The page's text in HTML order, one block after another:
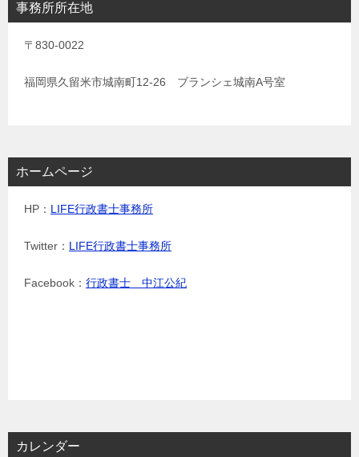
事務所所在地
〒830-0022
福岡県久留米市城南町12-26 ブランシェ城南A号室
ホームページ
HP： LIFE行政書士事務所
Twitter： LIFE行政書士事務所
Facebook： 行政書士 中江公紀
カレンダー